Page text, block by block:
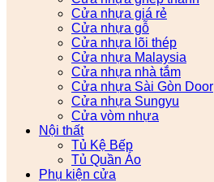
Cửa nhựa giá rẻ
Cửa nhựa gỗ
Cửa nhựa lõi thép
Cửa nhựa Malaysia
Cửa nhựa nhà tắm
Cửa nhựa Sài Gòn Door
Cửa nhựa Sungyu
Cửa vòm nhựa
Nội thất
Tủ Kệ Bếp
Tủ Quần Áo
Phụ kiện cửa